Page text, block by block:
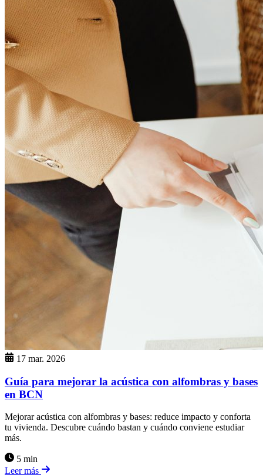
17 mar. 2026
Guía para mejorar la acústica con alfombras y bases
en BCN
Mejorar acústica con alfombras y bases: reduce impacto y conforta
tu vivienda. Descubre cuándo bastan y cuándo conviene estudiar
más.
5 min
Leer más